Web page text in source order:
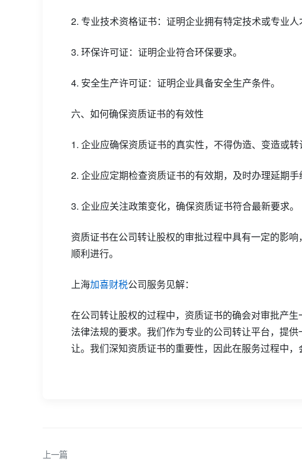
2. 专业技术资格证书：证明企业拥有特定技术或专业人
3. 环保许可证：证明企业符合环保要求。
4. 安全生产许可证：证明企业具备安全生产条件。
六、如何确保资质证书的有效性
1. 企业应确保资质证书的真实性，不得伪造、变造或转
2. 企业应定期检查资质证书的有效期，及时办理延期手
3. 企业应关注政策变化，确保资质证书符合最新要求。
资质证书在公司转让股权的审批过程中具有一定的影
顺利进行。
上海加喜财税公司服务见解：
在公司转让股权的过程中，资质证书的确会对审批产
法律法规的要求。我们作为专业的公司转让平台，提
让。我们深知资质证书的重要性，因此在服务过程中
上一篇